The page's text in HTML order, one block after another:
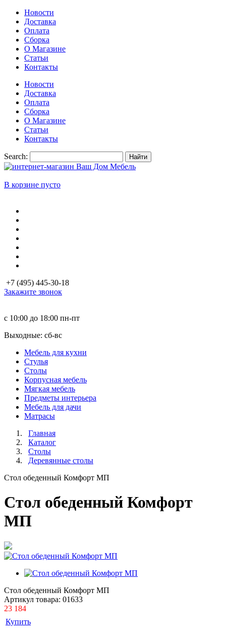
Новости
Доставка
Оплата
Сборка
О Магазине
Статьи
Контакты
Новости
Доставка
Оплата
Сборка
О Магазине
Статьи
Контакты
Search: Найти
В корзине пусто
+7 (495) 445-30-18
Закажите звонок
с 10:00 до 18:00 пн-пт
Выходные: сб-вc
Мебель для кухни
Стулья
Столы
Корпусная мебель
Мягкая мебель
Предметы интерьера
Мебель для дачи
Матраcы
Главная
Каталог
Столы
Деревянные столы
Стол обеденный Комфорт МП
Стол обеденный Комфорт
МП
Стол обеденный Комфорт МП
Артикул товара: 01633
23 184
Купить